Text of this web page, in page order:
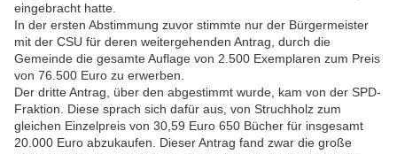
eingebracht hatte.
In der ersten Abstimmung zuvor stimmte nur der Bürgermeister
mit der CSU für deren weitergehenden Antrag, durch die
Gemeinde die gesamte Auflage von 2.500 Exemplaren zum Preis
von 76.500 Euro zu erwerben.
Der dritte Antrag, über den abgestimmt wurde, kam von der SPD-
Fraktion. Diese sprach sich dafür aus, von Struchholz zum
gleichen Einzelpreis von 30,59 Euro 650 Bücher für insgesamt
20.000 Euro abzukaufen. Dieser Antrag fand zwar die große